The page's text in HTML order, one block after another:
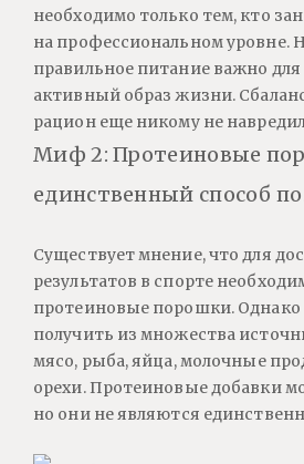
необходимо только тем, кто
на профессиональном уровне.
правильное питание важно для
активный образ жизни.
рацион еще никому не
Миф 2: Протеиновые
единственный способ
Существует мнение, что для
результатов в спорте
протеиновые порошки.
получить из множества
мясо, рыба, яйца, молочные
орехи. Протеиновые добавки
но они не являются